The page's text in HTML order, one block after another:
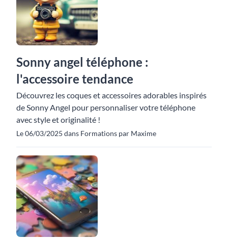
Sonny angel téléphone :
l'accessoire tendance
Découvrez les coques et accessoires adorables inspirés
de Sonny Angel pour personnaliser votre téléphone
avec style et originalité !
Le 06/03/2025 dans Formations par Maxime